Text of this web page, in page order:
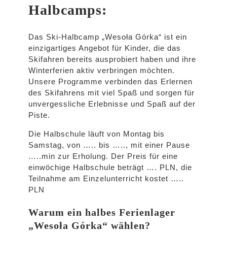
Halbcamps:
Das Ski-Halbcamp „Wesoła Górka“ ist ein
einzigartiges Angebot für Kinder, die das
Skifahren bereits ausprobiert haben und ihre
Winterferien aktiv verbringen möchten.
Unsere Programme verbinden das Erlernen
des Skifahrens mit viel Spaß und sorgen für
unvergessliche Erlebnisse und Spaß auf der
Piste.
Die Halbschule läuft von Montag bis
Samstag, von ….. bis ….., mit einer Pause
…..min zur Erholung. Der Preis für eine
einwöchige Halbschule beträgt …. PLN, die
Teilnahme am Einzelunterricht kostet …..
PLN
Warum ein halbes Ferienlager
„Wesoła Górka“ wählen?